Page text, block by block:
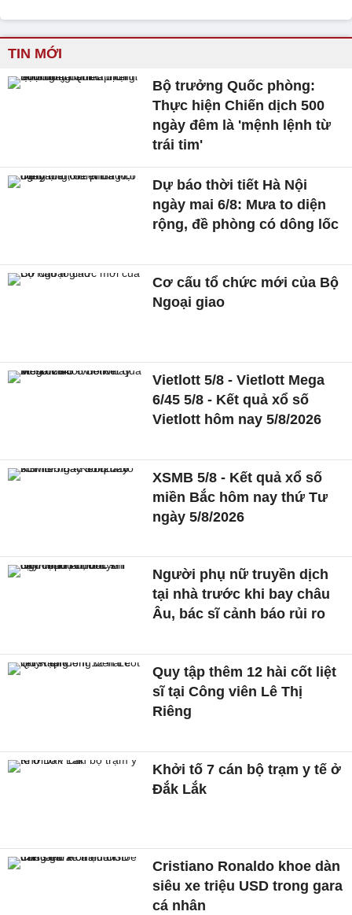
TIN MỚI
Bộ trưởng Quốc phòng:
Thực hiện Chiến dịch 500
ngày đêm là 'mệnh lệnh từ
trái tim'
Dự báo thời tiết Hà Nội
ngày mai 6/8: Mưa to diện
rộng, đề phòng có dông lốc
Cơ cấu tổ chức mới của Bộ
Ngoại giao
Vietlott 5/8 - Vietlott Mega
6/45 5/8 - Kết quả xổ số
Vietlott hôm nay 5/8/2026
XSMB 5/8 - Kết quả xổ số
miền Bắc hôm nay thứ Tư
ngày 5/8/2026
Người phụ nữ truyền dịch
tại nhà trước khi bay châu
Âu, bác sĩ cảnh báo rủi ro
Quy tập thêm 12 hài cốt liệt
sĩ tại Công viên Lê Thị
Riêng
Khởi tố 7 cán bộ trạm y tế ở
Đắk Lắk
Cristiano Ronaldo khoe dàn
siêu xe triệu USD trong gara
cá nhân